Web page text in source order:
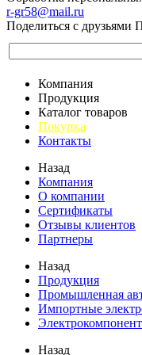
r-gr58@mail.ru
Поделиться с друзьями
Компания
Продукция
Каталог товаров
Покупка
Контакты
Назад
Компания
О компании
Сертификаты
Отзывы клиентов
Партнеры
Назад
Продукция
Промышленная
Импортные
Назад